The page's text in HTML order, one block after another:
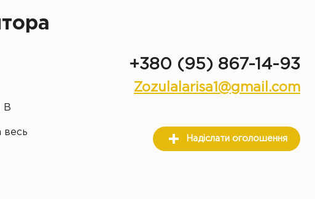
В
весь
+380 (95) 867-14-93
Zozulalarisa1@gmail.com
Надіслати оголошення